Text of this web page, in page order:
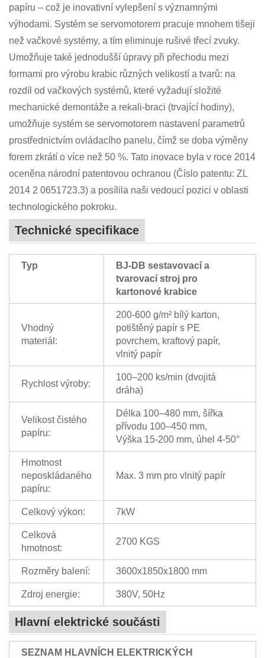
papíru – což je inovativní vylepšení s významnými
výhodami. Systém se servomotorem pracuje mnohem tišeji
než vačkové systémy, a tím eliminuje rušivé třecí zvuky.
Umožňuje také jednodušší úpravy při přechodu mezi
formami pro výrobu krabic různých velikostí a tvarů: na
rozdíl od vačkových systémů, které vyžadují složité
mechanické demontáže a rekali-braci (trvající hodiny),
umožňuje systém se servomotorem nastavení parametrů
prostřednictvím ovládacího panelu, čímž se doba výměny
forem zkrátí o více než 50 %. Tato inovace byla v roce 2014
oceněna národní patentovou ochranou (Číslo patentu: ZL
2014 2 0651723.3) a posílila naši vedoucí pozici v oblasti
technologického pokroku.
Technické specifikace
Typ
BJ-DB sestavovací a
tvarovací stroj pro
kartonové krabice
Vhodný
materiál:
200-600 g/m² bílý karton,
potištěný papír s PE
povrchem, kraftový papír,
vlnitý papír
Rychlost výroby:
100–200 ks/min (dvojitá
dráha)
Velikost čistého
papíru:
Délka 100–480 mm, šířka
přívodu 100–450 mm,
Výška 15-200 mm, úhel 4-50°
Hmotnost
neposkládaného
papíru:
Max. 3 mm pro vlnitý papír
Celkový výkon: 7kW
Celková
hmotnost:
2700 KGS
Rozměry balení: 3600x1850x1800 mm
Zdroj energie: 380V, 50Hz
Hlavní elektrické součásti
SEZNAM HLAVNÍCH ELEKTRICKÝCH